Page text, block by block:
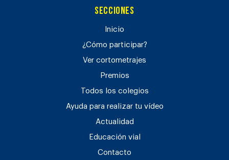
Secciones
Inicio
¿Cómo participar?
Ver cortometrajes
Premios
Todos los colegios
Ayuda para realizar tu vídeo
Actualidad
Educación vial
Contacto